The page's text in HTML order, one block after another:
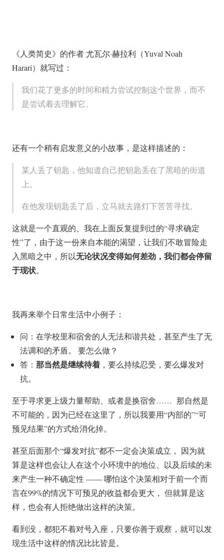
《人类简史》的作者 尤瓦尔·赫拉利（Yuval Noah
Harari）就写过：
我们花了更多的时间和精力尝试控制这个世界，而不
是尝试着去理解它。
还有一个稍有启发意义的小故事，是这样描述的：
某人丢了钥匙，他知道自己把钥匙丢在了黑暗的街道
上。
在他发现钥匙丢了后，立马就去路灯下苦苦寻找。
这就是一个直观的、我在上面反复提到过的“寻求确定
性”了，由于这一份来自本能的渴望，让我们不敢冒险走
入黑暗之中，所以无论状况变得如何差劲，我们都会停留
于现状。
我再来举个日常生活中小例子：
问：在学校里和宿舍的人无法和谐共处，甚至产生了无
法调和的矛盾。 要怎么做？
答： 那当然是继续待着 ，要么持续忍受，要么爆发对
抗。
至于寻求更上级力量帮助、或者是换宿舍…… 那自然是
不可能的，因为已经在这里了，所以我要用“内部的”“可
预见结果”的方式给消化掉。
甚至后面那个“爆发对抗”都不一定会决策成立， 因为就
算是这样也会让人在这个小环境中的地位、以及后续的未
来产生一种不确定性 —— 哪怕这个决策相对于前一个而
言在99%的情况下可预见的收益都会更大， 但就算是这
样，也会有人拒绝做出这样的决策。
看到没，都犯不着对号入座，只要你善于观察，就可以发
现生活中这样的情况比比皆是。